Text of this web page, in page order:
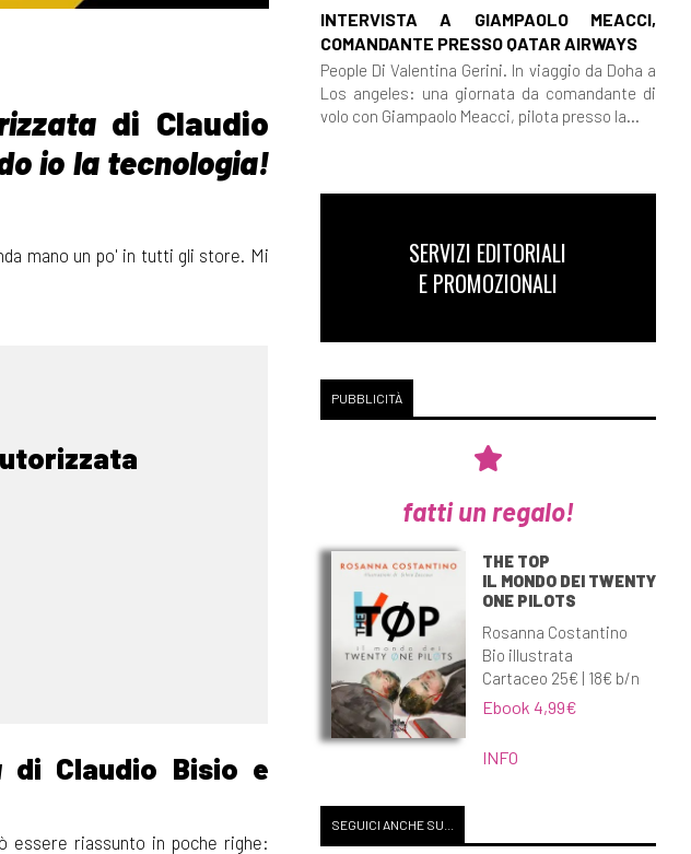
di Claudio
io la tecnologia!
mano un po' in tutti gli store. Mi
di Claudio Bisio e
essere riassunto in poche righe:
INTERVISTA A GIAMPAOLO MEACCI,
COMANDANTE PRESSO QATAR AIRWAYS
People Di Valentina Gerini. In viaggio da Doha a
Los angeles: una giornata da comandante di
volo con Giampaolo Meacci, pilota presso la...
SERVIZI EDITORIALI
E PROMOZIONALI
PUBBLICITÀ
fatti un regalo!
THE TOP
IL MONDO DEI TWENTY
ONE PILOTS
Rosanna Costantino
Bio illustrata
Cartaceo 25€ | 18€ b/n
Ebook 4,99€
INFO
SEGUICI ANCHE SU...